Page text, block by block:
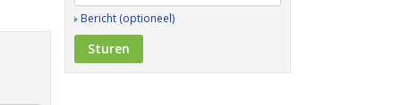
Bericht (optioneel)